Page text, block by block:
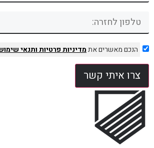
הנכם מאשרים אתמדיניות פרטיותותנאי שימוש
צרו איתי קשר